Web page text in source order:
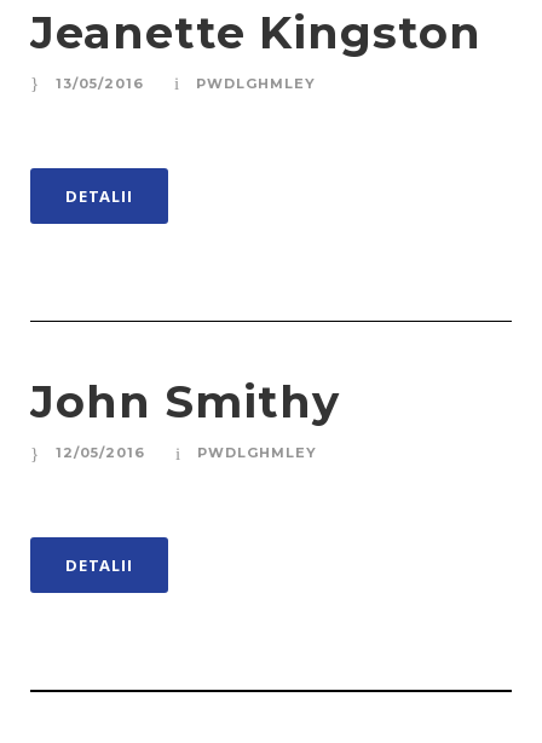
Jeanette Kingston
13/05/2016 PWDLGHMLEY
DETALII
John Smithy
12/05/2016 PWDLGHMLEY
DETALII